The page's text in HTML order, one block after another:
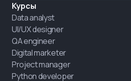
Курсы
Data analyst
UI/UX designer
QA engineer
Digital marketer
Project manager
Python developer